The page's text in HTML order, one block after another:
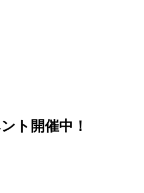
ト開催中！